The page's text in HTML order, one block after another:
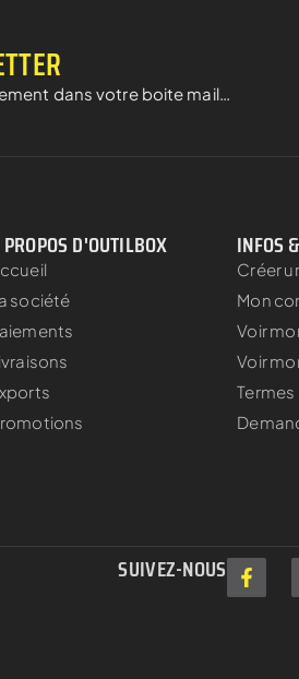
dans votre boite mail…
D'OUTILBOX
société
INFOS
Créer
Mon
Voir
Voir
SUIVEZ-NOUS